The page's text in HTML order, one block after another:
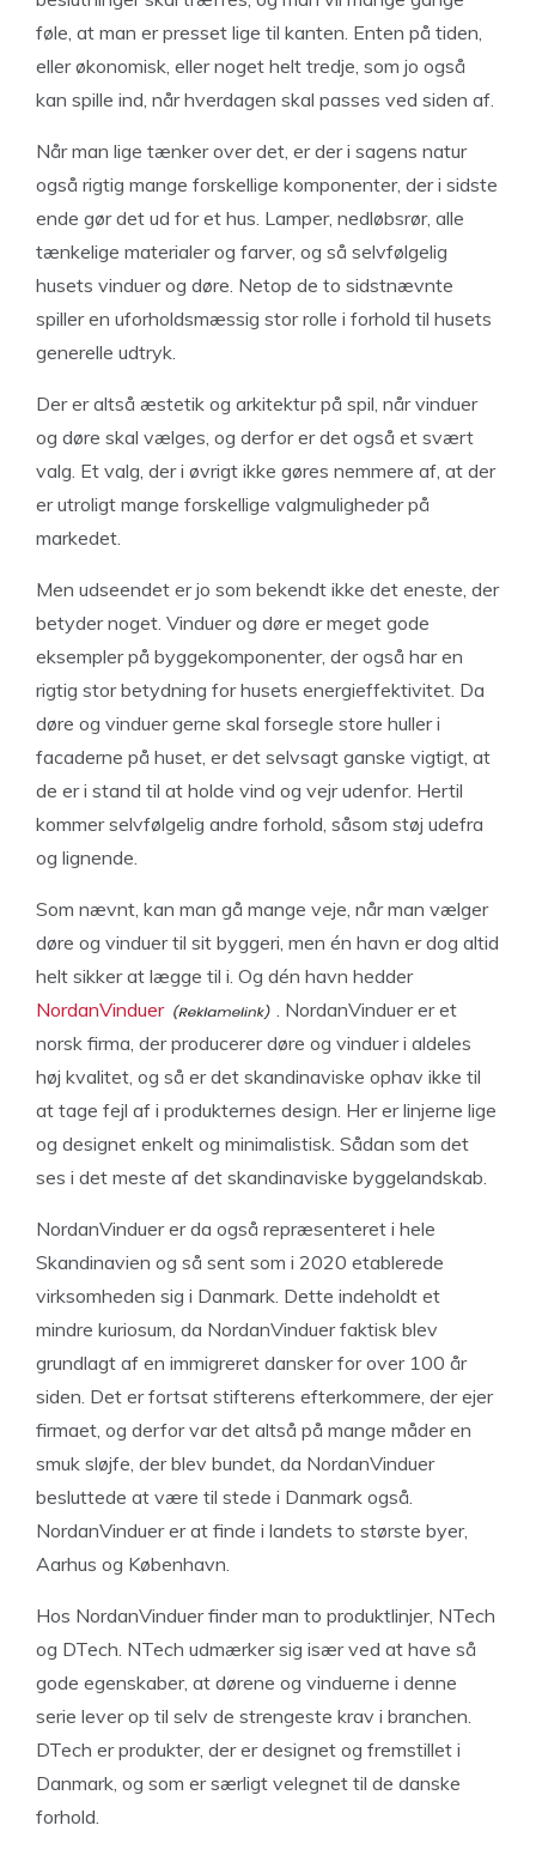
føle, at man er presset lige til kanten. Enten på tiden,
eller økonomisk, eller noget helt tredje, som jo også
kan spille ind, når hverdagen skal passes ved siden af.
Når man lige tænker over det, er der i sagens natur
også rigtig mange forskellige komponenter, der i sidste
ende gør det ud for et hus. Lamper, nedløbsrør, alle
tænkelige materialer og farver, og så selvfølgelig
husets vinduer og døre. Netop de to sidstnævnte
spiller en uforholdsmæssig stor rolle i forhold til husets
generelle udtryk.
Der er altså æstetik og arkitektur på spil, når vinduer
og døre skal vælges, og derfor er det også et svært
valg. Et valg, der i øvrigt ikke gøres nemmere af, at der
er utroligt mange forskellige valgmuligheder på
markedet.
Men udseendet er jo som bekendt ikke det eneste, der
betyder noget. Vinduer og døre er meget gode
eksempler på byggekomponenter, der også har en
rigtig stor betydning for husets energieffektivitet. Da
døre og vinduer gerne skal forsegle store huller i
facaderne på huset, er det selvsagt ganske vigtigt, at
de er i stand til at holde vind og vejr udenfor. Hertil
kommer selvfølgelig andre forhold, såsom støj udefra
og lignende.
Som nævnt, kan man gå mange veje, når man vælger
døre og vinduer til sit byggeri, men én havn er dog altid
helt sikker at lægge til i. Og dén havn hedder
NordanVinduer
. NordanVinduer er et
norsk firma, der producerer døre og vinduer i aldeles
høj kvalitet, og så er det skandinaviske ophav ikke til
at tage fejl af i produkternes design. Her er linjerne lige
og designet enkelt og minimalistisk. Sådan som det
ses i det meste af det skandinaviske byggelandskab.
NordanVinduer er da også repræsenteret i hele
Skandinavien og så sent som i 2020 etablerede
virksomheden sig i Danmark. Dette indeholdt et
mindre kuriosum, da NordanVinduer faktisk blev
grundlagt af en immigreret dansker for over 100 år
siden. Det er fortsat stifterens efterkommere, der ejer
firmaet, og derfor var det altså på mange måder en
smuk sløjfe, der blev bundet, da NordanVinduer
besluttede at være til stede i Danmark også.
NordanVinduer er at finde i landets to største byer,
Aarhus og København.
Hos NordanVinduer finder man to produktlinjer, NTech
og DTech. NTech udmærker sig især ved at have så
gode egenskaber, at dørene og vinduerne i denne
serie lever op til selv de strengeste krav i branchen.
DTech er produkter, der er designet og fremstillet i
Danmark, og som er særligt velegnet til de danske
forhold.